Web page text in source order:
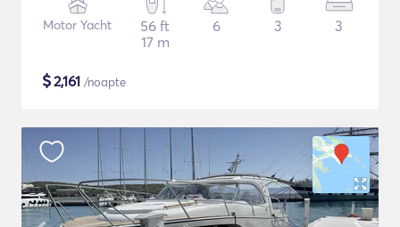
Motor Yacht
56 ft
17 m
6 3 3
$2,161 /noapte